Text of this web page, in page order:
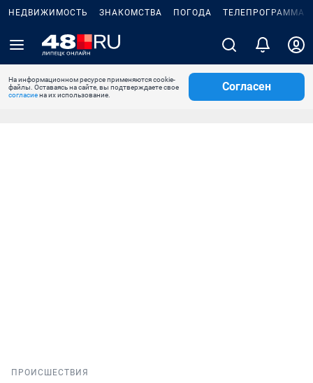
НЕДВИЖИМОСТЬ ЗНАКОМСТВА ПОГОДА ТЕЛЕПРОГРАММА
На информационном ресурсе применяются cookie-
файлы. Оставаясь на сайте, вы подтверждаете свое
согласиена их использование.
Согласен
ПРОИСШЕСТВИЯ